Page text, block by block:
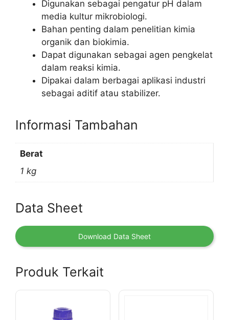
Digunakan sebagai pengatur pH dalam
media kultur mikrobiologi.
Bahan penting dalam penelitian kimia
organik dan biokimia.
Dapat digunakan sebagai agen pengkelat
dalam reaksi kimia.
Dipakai dalam berbagai aplikasi industri
sebagai aditif atau stabilizer.
Informasi Tambahan
Berat
1 kg
Data Sheet
Download Data Sheet
Produk Terkait